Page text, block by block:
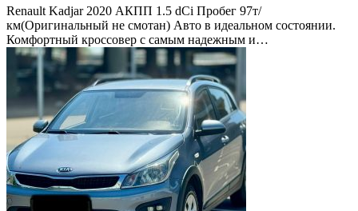
Renault Kadjar 2020 АКПП 1.5 dCi Пробег 97т/
км(Оригинальный не смотан) Авто в идеальном состоянии.
Комфортный кроссовер с самым надежным и…